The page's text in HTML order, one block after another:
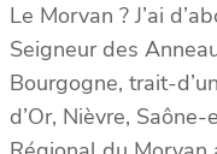
Le Morvan ? J’ai
Seigneur des
Bourgogne, trait-
d’Or, Nièvre,